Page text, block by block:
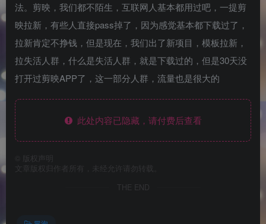
法。剪映，我们都不陌生，互联网人基本都用过吧，一提剪
映拉新，有些人直接pass掉了，因为感觉基本都下载过了，
拉新肯定不挣钱，但是现在，我们出了新项目，模板拉新，
拉失活人群，什么是失活人群，就是下载过的，但是30天没
打开过剪映APP了，这一部分人群，流量也是很大的
此处内容已隐藏，请付费后查看
版权声明
文章版权归作者所有，未经允许请勿转载。
THE END